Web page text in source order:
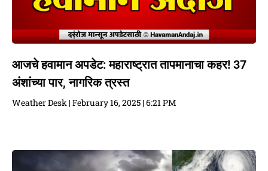
आजचे हवामान अपडेट: महाराष्ट्रात तापमानाचा कहर! 37
अंशांच्या पार, नागरिक त्रस्त
Weather Desk February 16, 2025 6:21 PM